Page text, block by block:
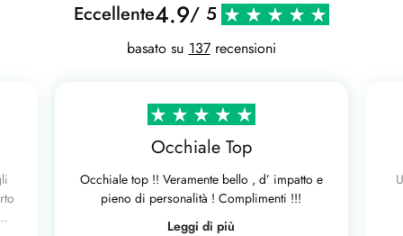
Eccellente4.9/ 5
basato su 137recensioni
Occhiale Top
Occhiale top !! Veramente bello , d’ impatto e
pieno di personalità ! Complimenti !!!
Leggi di più